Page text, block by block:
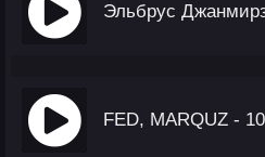
Эльбрус
FED, MARQUZ -